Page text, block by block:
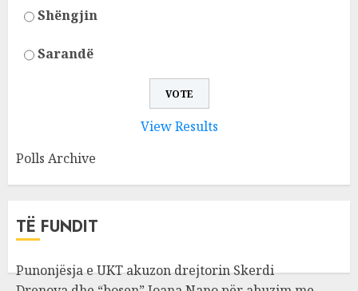
Shëngjin
Sarandë
View Results
Polls Archive
TË FUNDIT
Punonjësja e UKT akuzon drejtorin Skerdi